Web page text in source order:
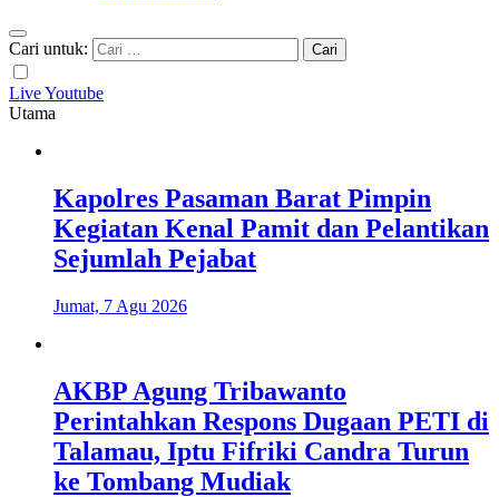
Cari untuk:
Live Youtube
Utama
Kapolres Pasaman Barat Pimpin
Kegiatan Kenal Pamit dan Pelantikan
Sejumlah Pejabat
Jumat, 7 Agu 2026
AKBP Agung Tribawanto
Perintahkan Respons Dugaan PETI di
Talamau, Iptu Fifriki Candra Turun
ke Tombang Mudiak